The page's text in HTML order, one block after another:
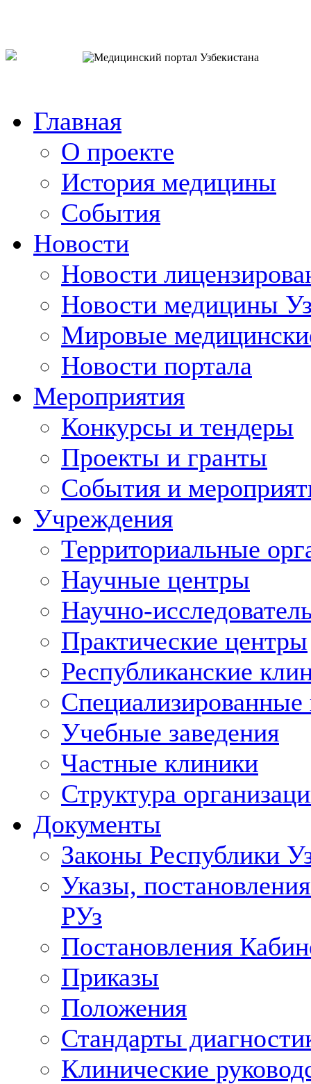
Главная
О проекте
История медицины
События
Новости
Новости
Новости медицины
Мировые
Новости портала
Мероприятия
Конкурсы и тендеры
Проекты и гранты
События и
Учреждения
Территориальные
Научные центры
Научно-
Практические центры
Республиканские
Учебные заведения
Частные клиники
Структура
Документы
Законы Республики
Указы,
РУз
Постановления
Приказы
Положения
Стандарты
Клинические